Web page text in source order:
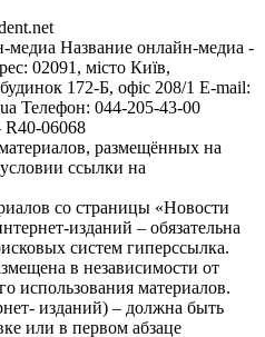
медиа Название онлайн-медиа -
02091, місто Київ,
172-Б, офіс 208/1 E-mail:
Телефон: 044-205-43-00
06068
размещённых на
ссылки на
со страницы «Новости
изданий – обязательна
систем гиперссылка.
в независимости от
использования материалов.
изданий) – должна быть
или в первом абзаце